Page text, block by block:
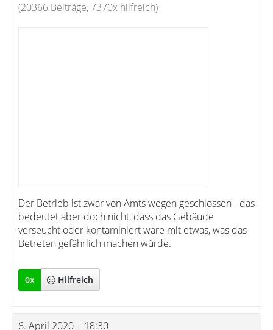
(20366 Beiträge, 7370x hilfreich)
Der Betrieb ist zwar von Amts wegen geschlossen - das
bedeutet aber doch nicht, dass das Gebäude
verseucht oder kontaminiert wäre mit etwas, was das
Betreten gefährlich machen würde.
0x Hilfreich
6. April 2020 | 18:30